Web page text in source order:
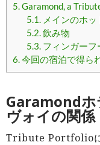
5.Garamond, a
5.1.メインのホッ
5.2.飲み物
5.3.フィンガーフ
6.今回の宿泊で得ら
Garamondホ
ヴォイの関係
Tribute Portfolioに